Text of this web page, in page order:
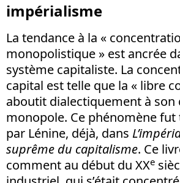
impérialisme
La tendance à la «
monopolistique » est ancrée
système capitaliste. La
capital est telle que la « libre
aboutit dialectiquement à son
monopole. Ce phénomène
par Lénine, déjà, dans
suprême du capitalisme. Ce
comment au début du XXe